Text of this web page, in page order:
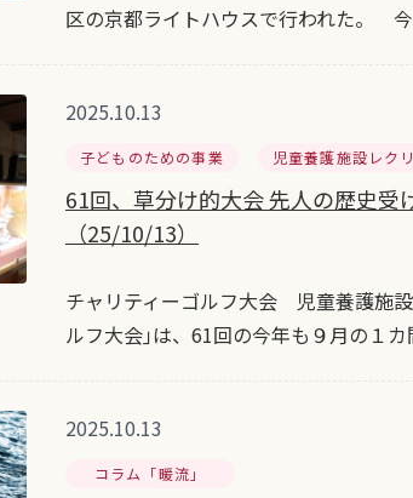
区の京都ライトハウスで行われた。
2025.10.13
子どものための事業 児童養護施設レク
61回、草分け的大会 先人の歴史受
（25/10/13）
チャリティーゴルフ大会 児童養護施
ルフ大会｣は、61回の今年も９月の１
2025.10.13
コラム「暖流」